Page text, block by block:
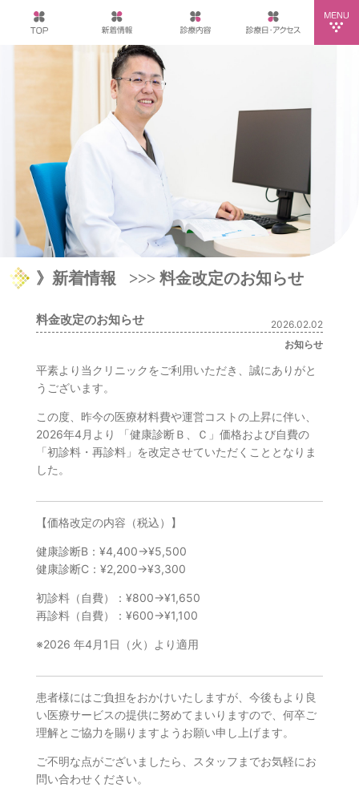
》新着情報 >>> 料金改定のお知らせ
料金改定のお知らせ
2026.02.02
お知らせ
平素より当クリニックをご利用いただき、誠にありがと
うございます。
この度、昨今の医療材料費や運営コストの上昇に伴い、
2026年4月より 「健康診断Ｂ、Ｃ」価格および自費の
「初診料・再診料」を改定させていただくこととなりま
した。
【価格改定の内容（税込）】
健康診断B：¥4,400→¥5,500
健康診断C：¥2,200→¥3,300
初診料（自費）：¥800→¥1,650
再診料（自費）：¥600→¥1,100
※2026 年4月1日（火）より適用
患者様にはご負担をおかけいたしますが、今後もより良
い医療サービスの提供に努めてまいりますので、何卒ご
理解とご協力を賜りますようお願い申し上げます。
ご不明な点がございましたら、スタッフまでお気軽にお
問い合わせください。